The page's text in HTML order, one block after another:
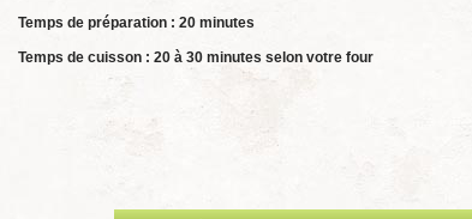
Temps de préparation : 20 minutes
Temps de cuisson : 20 à 30 minutes selon votre four